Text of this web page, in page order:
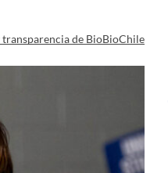
transparencia de BioBioChile